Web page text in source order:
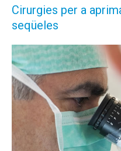
Cirurgies per a
seqüeles